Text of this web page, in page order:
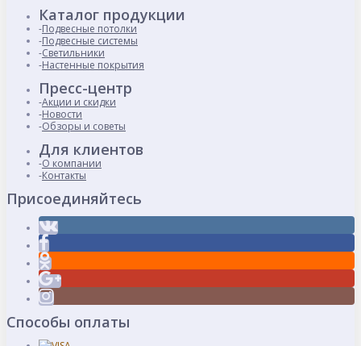
Каталог продукции
Подвесные потолки
Подвесные системы
Светильники
Настенные покрытия
Пресс-центр
Акции и скидки
Новости
Обзоры и советы
Для клиентов
О компании
Контакты
Присоединяйтесь
Способы оплаты